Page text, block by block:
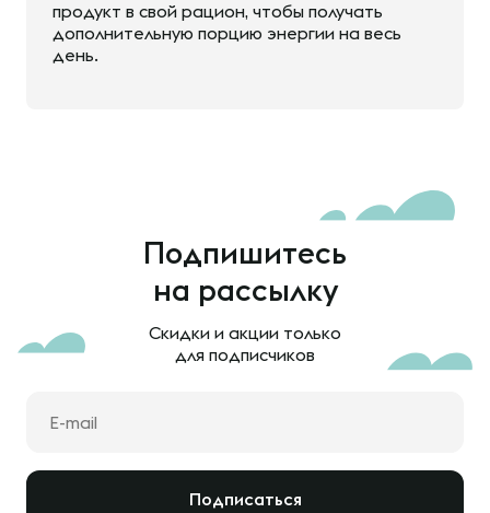
продукт в свой рацион, чтобы получать
дополнительную порцию энергии на весь
день.
Подпишитесь
на рассылку
Скидки и акции только
для подписчиков
Подписаться